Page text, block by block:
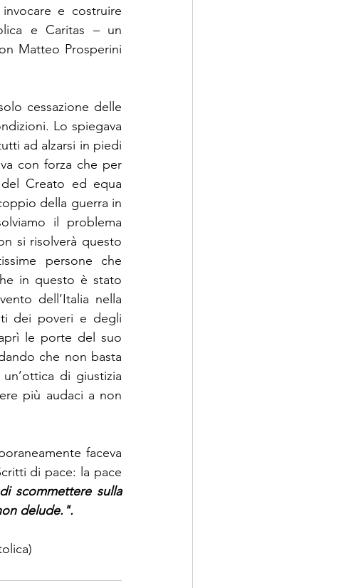
e costruire
e Caritas – un
Matteo Prosperini
cessazione delle
Lo spiegava
ad alzarsi in piedi
con forza che per
Creato ed equa
della guerra in
il problema
si risolverà questo
persone che
in questo è stato
dell’Italia nella
dei poveri e degli
le porte del suo
che non basta
di giustizia
più audaci a non
faceva
di pace: la pace
scommettere sulla
delude.".